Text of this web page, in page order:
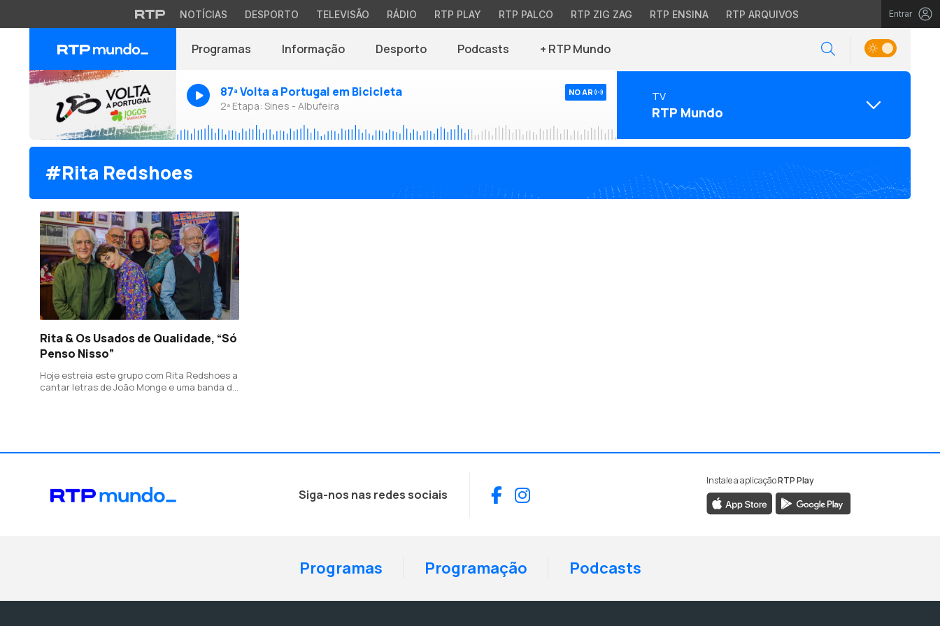
NOTÍCIAS DESPORTO TELEVISÃO RÁDIO RTP PLAY RTP PALCO RTP ZIG ZAG RTP ENSINA RTP ARQUIVOS Entrar
Programas Informação Desporto Podcasts + RTP Mundo
87ª Volta a Portugal em Bicicleta
2ª Etapa: Sines - Albufeira
NO AR TV
RTP Mundo
#Rita Redshoes
Rita & Os Usados de Qualidade, “Só
Penso Nisso”
Hoje estreia este grupo com Rita Redshoes a
cantar letras de João Monge e uma banda de
Siga-nos nas redes sociais Facebook
Instagram
Instale a aplicaçãoRTP Play
Programas Programação Podcasts